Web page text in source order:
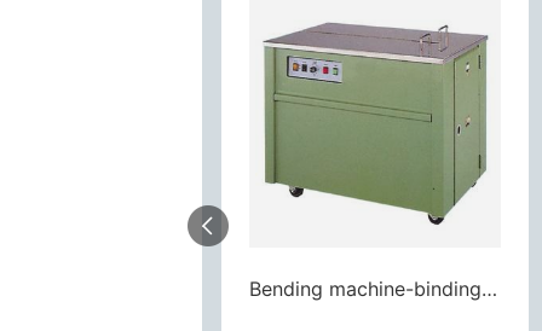
Bending machine-binding machine (semi-automatic)